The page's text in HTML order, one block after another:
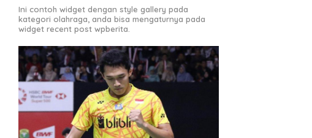
Ini contoh widget dengan style gallery pada
kategori olahraga, anda bisa mengaturnya pada
widget recent post wpberita.